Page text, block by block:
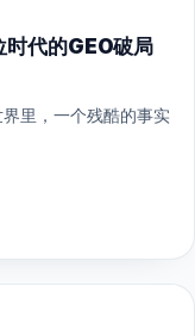
时代的GEO破局
里，一个残酷的事实